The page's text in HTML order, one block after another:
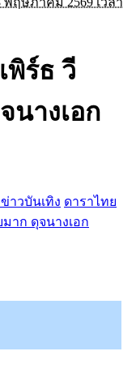
ร์ธ วี
นางเอก
าวบันเทิง ดาราไทย
าก ดุจนางเอก